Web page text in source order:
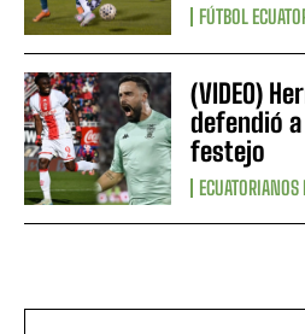
FÚTBOL
(VIDEO)
defendió
festejo
ECUATORIANOS